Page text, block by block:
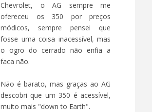
Chevrolet, o AG sempre me
ofereceu os 350 por preços
módicos, sempre pensei que
fosse uma coisa inacessível, mas
o ogro do cerrado não enfia a
faca não.
Não é barato, mas graças ao AG
descobri que um 350 é acessível,
muito mais "down to Earth".